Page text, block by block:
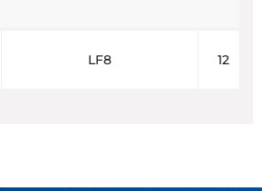
LF8 12